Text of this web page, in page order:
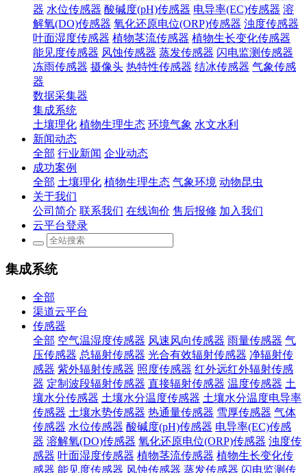
器 水位传感器 酸碱度(pH)传感器 电导率(EC)传感器 溶
解氧(DO)传感器 氧化还原电位(ORP)传感器 浊度传感器
叶面湿度传感器 植物茎流传感器 植物生长变化传感器
能见度传感器 风蚀传感器 蒸发传感器 闪电监测传感器
冻雨传感器 摄像头 热特性传感器 结冰传感器 气象传感
器
数据采集器
集成系统
土壤理化 植物生理生态 环境气象 水文水利
新闻动态
全部 行业新闻 企业动态
成功案例
全部 土壤理化 植物生理生态 气象环境 动物昆虫
关于我们
公司简介 联系我们 在线询价 售后报修 加入我们
云平台登录
集成系统
全部
渠道云平台
传感器
全部 空气温湿度传感器 风速风向传感器 雨量传感器 气
压传感器 总辐射传感器 光合有效辐射传感器 净辐射传
感器 紫外辐射传感器 照度传感器 红外远红外辐射传感
器 定制波段辐射传感器 直接辐射传感器 温度传感器 土
壤水分传感器 土壤水分温度传感器 土壤水分温度电导率
传感器 土壤水势传感器 热通量传感器 雪厚传感器 气体
传感器 水位传感器 酸碱度(pH)传感器 电导率(EC)传感
器 溶解氧(DO)传感器 氧化还原电位(ORP)传感器 浊度传
感器 叶面湿度传感器 植物茎流传感器 植物生长变化传
感器 能见度传感器 风蚀传感器 蒸发传感器 闪电监测传